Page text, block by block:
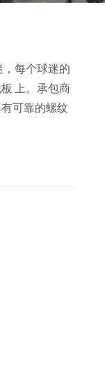
，每个球迷的
上。承包商
可靠的螺纹